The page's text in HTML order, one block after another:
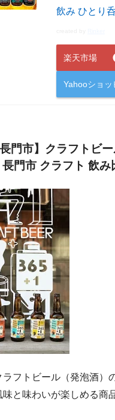
飲み ひとり
楽天市場
Yahooショッ
長門市】クラフトビ
門市 クラフト 飲み
フトビール（発泡酒）
と味わいが楽しめる商